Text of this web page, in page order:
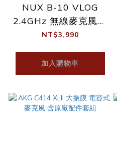
NUX B-10 VLOG
2.4GHz 無線麥克風系
統
NT$3,990
加入購物車